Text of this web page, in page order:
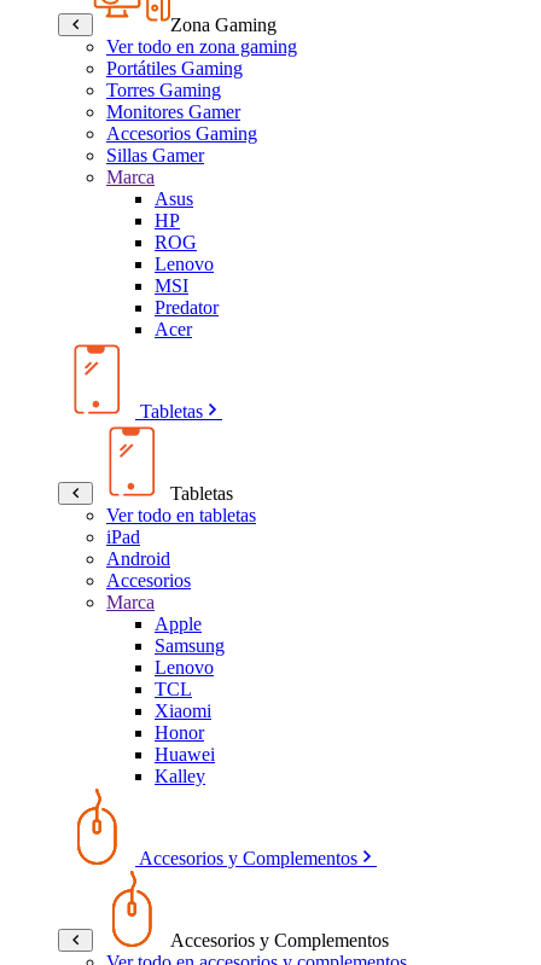
Zona Gaming
Ver todo en zona gaming
Portátiles Gaming
Torres Gaming
Monitores Gamer
Accesorios Gaming
Sillas Gamer
Marca
Asus
HP
ROG
Lenovo
MSI
Predator
Acer
Tabletas
Tabletas
Ver todo en tabletas
iPad
Android
Accesorios
Marca
Apple
Samsung
Lenovo
TCL
Xiaomi
Honor
Huawei
Kalley
Accesorios y Complementos
Accesorios y Complementos